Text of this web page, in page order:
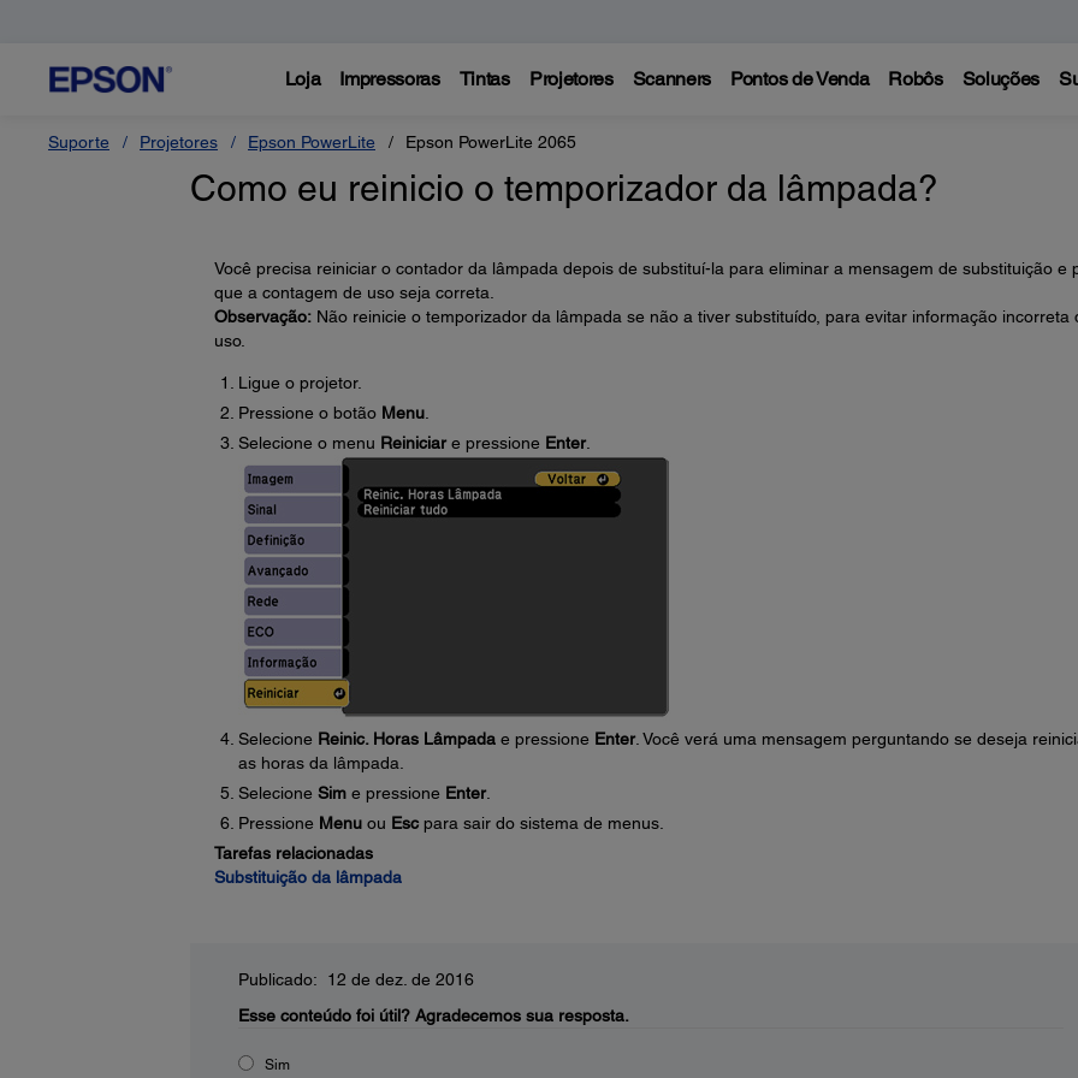
Loja Impressoras Tintas Projetores Scanners Pontos de Venda Robôs Soluções
Suporte Projetores Epson PowerLite Epson PowerLite 2065
Como eu reinicio o temporizador da lâmpada?
Você precisa reiniciar o contador da lâmpada depois de substituí-la para eliminar a mensagem de substituição e
que a contagem de uso seja correta.
Observação:Não reinicie o temporizador da lâmpada se não a tiver substituído, para evitar informação incorreta
uso.
Ligue o projetor.
Pressione o botão Menu.
Selecione o menu Reiniciare pressione Enter.
Selecione Reinic. Horas Lâmpadae pressione Enter. Você verá uma mensagem perguntando se deseja
as horas da lâmpada.
Selecione Sime pressione Enter.
Pressione Menuou Escpara sair do sistema de menus.
Tarefas relacionadas
Substituição da lâmpada
Publicado: 12 de dez. de 2016
Esse conteúdo foi útil? Agradecemos sua resposta.
Sim